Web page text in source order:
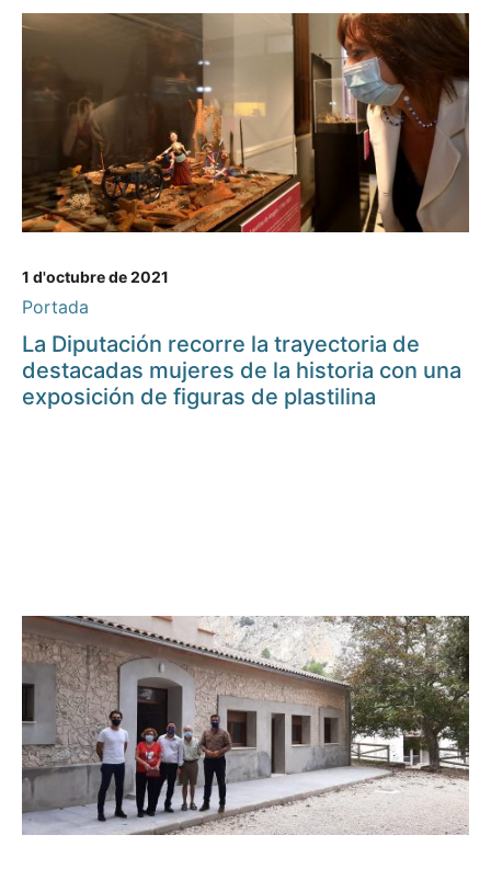
1 d'octubre de 2021
Portada
La Diputación recorre la trayectoria de
destacadas mujeres de la historia con una
exposición de figuras de plastilina